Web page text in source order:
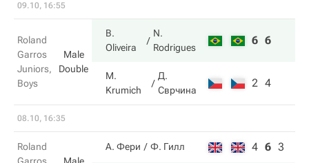
09.10, 16:55
Roland
Garros
Juniors,
Boys
Male
Double
B.
Oliveira
N.
Rodrigues
6 6
M.
Krumich
Д.
Сврчина
2 4
08.10, 16:35
Roland
А. Фери Ф. Гилл 4 6 3